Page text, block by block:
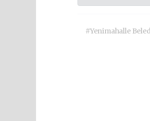
#Yenimahalle